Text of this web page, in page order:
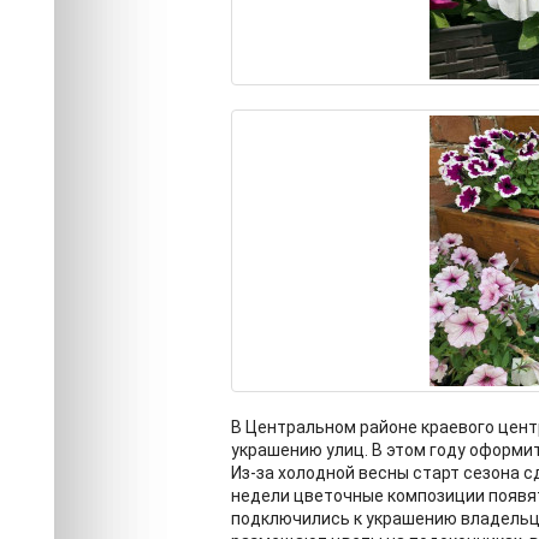
В Центральном районе краевого
украшению улиц. В этом году
Из-за холодной весны старт сезона
недели цветочные композиции
подключились к украшению